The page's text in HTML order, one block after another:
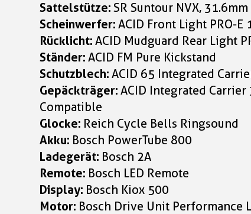
Sattelstütze:SR Suntour NVX, 31.6mm
Scheinwerfer:ACID Front Light PRO-E
Rücklicht:ACID Mudguard Rear Light
Ständer:ACID FM Pure Kickstand
Schutzblech:ACID 65 Integrated
Gepäckträger:ACID Integrated Carrier
Compatible
Glocke: Reich Cycle Bells Ringsound
Akku: Bosch PowerTube 800
Ladegerät: Bosch 2A
Remote: Bosch LED Remote
Display: Bosch Kiox 500
Motor: Bosch Drive Unit Performance